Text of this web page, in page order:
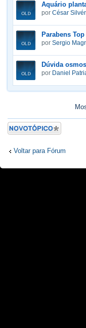
Aquário
por César
Parabens
por Sergio
Dúvida
por Daniel
Criar um novo
Tópico
Voltar para Fórum